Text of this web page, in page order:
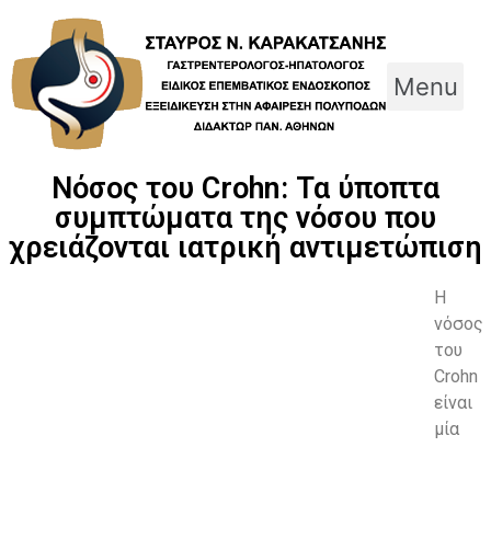
content
Menu
Νόσος του Crohn: Τα ύποπτα
συμπτώματα της νόσου που
χρειάζονται ιατρική αντιμετώπιση
Η
νόσος
του
Crohn
είναι
μία